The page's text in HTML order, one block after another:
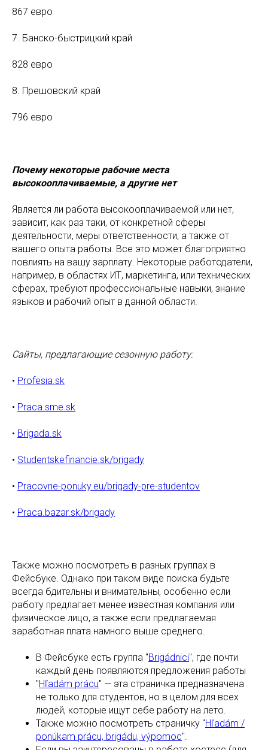
867 евро
7. Банско-быстрицкий край
828 евро
8. Прешовский край
796 евро
Почему некоторые рабочие места
высокооплачиваемые, а другие нет
Является ли работа высокооплачиваемой или нет,
зависит, как раз таки, от конкретной сферы
деятельности, меры ответственности, а также от
вашего опыта работы. Все это может благоприятно
повлиять на вашу зарплату. Некоторые работодатели,
например, в областях ИТ, маркетинга, или технических
сферах, требуют профессиональные навыки, знание
языков и рабочий опыт в данной области.
Сайты, предлагающие сезонную работу:
• Profesia.sk
• Praca.sme.sk
• Brigada.sk
• Studentskefinancie.sk/brigady
• Pracovne-ponuky.eu/brigady-pre-studentov
• Praca.bazar.sk/brigady
Также можно посмотреть в разных группах в
Фейсбуке. Однако при таком виде поиска будьте
всегда бдительны и внимательны, особенно если
работу предлагает менее известная компания или
физическое лицо, а также если предлагаемая
заработная плата намного выше среднего.
В Фейсбуке есть группа "Brigádnici", где почти
каждый день появляются предложения работы
"Hľadám prácu" — эта страничка предназначена
не только для студентов, но в целом для всех
людей, которые ищут себе работу на лето.
Также можно посмотреть страничку "Hľadám /
ponúkam prácu, brigádu, výpomoc".